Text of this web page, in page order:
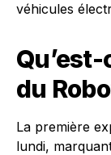
véhicules
du
La première
lundi,